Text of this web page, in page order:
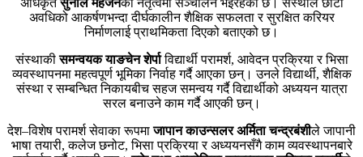
अधिकृतसुनील महर्जनको नेतृत्वमा सञ्चालन भइरहेको छ। संस्थाले छोटो
अवधिको आकर्षणभन्दा दीर्घकालीन शैक्षिक सफलता र सुरक्षित करियर
निर्माणलाई प्राथमिकता दिएको बताएको छ।
संस्थाकीसमन्वयक याङचेन शेर्पाविद्यार्थी परामर्श, आवेदन प्रक्रिया र भिसा
व्यवस्थापनमा महत्वपूर्ण भूमिका निर्वाह गर्दै आएका छन्। उनले विद्यार्थी, शैक्षिक
संस्था र सम्बन्धित निकायबीच सहज समन्वय गर्दै विद्यार्थीको अध्ययन यात्रा
सरल बनाउने काम गर्दै आएकी छन्।
देश–विशेष परामर्श सेवाका रूपमाजापान काउन्सलर अर्मिता चन्द्रबंशीले जापानी
भाषा तयारी, कलेज छनोट, भिसा प्रक्रिया र अध्ययनसँगै काम व्यवस्थापनबारे